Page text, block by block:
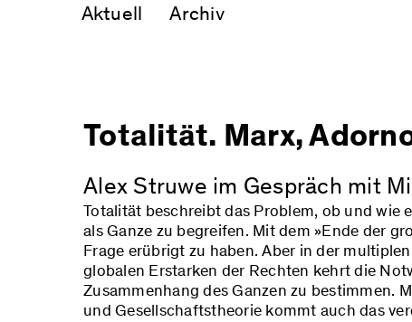
Aktuell
Archiv
Totalität. Marx,
Alex Struwe im Gespräch mit
Totalität beschreibt das Problem, ob und wie
als Ganze zu begreifen. Mit dem »Ende der
Frage erübrigt zu haben. Aber in der
globalen Erstarken der Rechten kehrt die
Zusammenhang des Ganzen zu bestimmen.
und Gesellschaftstheorie kommt auch das